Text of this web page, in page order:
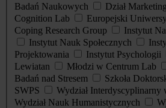
Badań Naukowych
Dział
Cognition Lab
Europejski
Coping Research Group
Instytut
Instytut Nauk Społecznych
Projektowania
Instytut Psychologii
Lewiatan
Młodzi w Centrum Lab
Badań nad Stresem
Szkoła
SWPS
Wydział
Wydział Nauk Humanistycznych